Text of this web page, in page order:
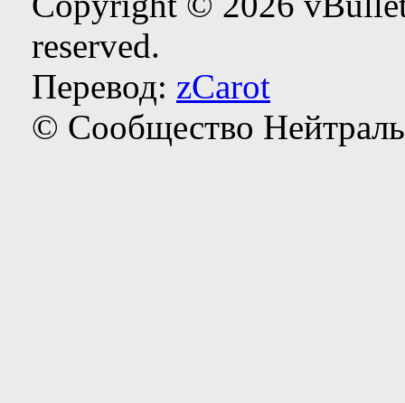
reserved.
Перевод: zCarot
© Сообщество